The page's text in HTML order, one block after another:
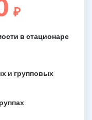
₽
в стационаре
и групповых